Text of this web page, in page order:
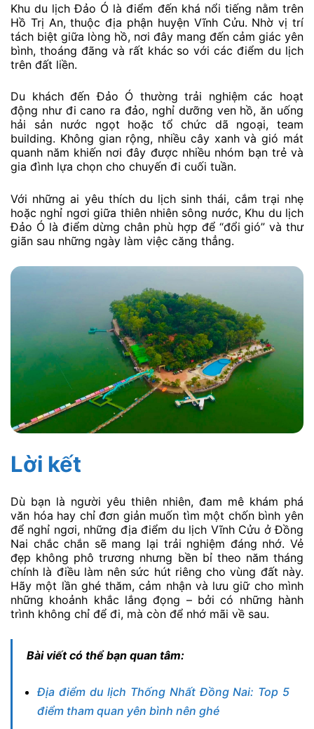
Khu du lịch Đảo Ó là điểm đến khá nổi tiếng nằm trên
Hồ Trị An, thuộc địa phận huyện Vĩnh Cửu. Nhờ vị trí
tách biệt giữa lòng hồ, nơi đây mang đến cảm giác yên
bình, thoáng đãng và rất khác so với các điểm du lịch
trên đất liền.
Du khách đến Đảo Ó thường trải nghiệm các hoạt
động như đi cano ra đảo, nghỉ dưỡng ven hồ, ăn uống
hải sản nước ngọt hoặc tổ chức dã ngoại, team
building. Không gian rộng, nhiều cây xanh và gió mát
quanh năm khiến nơi đây được nhiều nhóm bạn trẻ và
gia đình lựa chọn cho chuyến đi cuối tuần.
Với những ai yêu thích du lịch sinh thái, cắm trại nhẹ
hoặc nghỉ ngơi giữa thiên nhiên sông nước, Khu du lịch
Đảo Ó là điểm dừng chân phù hợp để “đổi gió” và thư
giãn sau những ngày làm việc căng thẳng.
Lời kết
Dù bạn là người yêu thiên nhiên, đam mê khám phá
văn hóa hay chỉ đơn giản muốn tìm một chốn bình yên
để nghỉ ngơi, những địa điểm du lịch Vĩnh Cửu ở Đồng
Nai chắc chắn sẽ mang lại trải nghiệm đáng nhớ. Vẻ
đẹp không phô trương nhưng bền bỉ theo năm tháng
chính là điều làm nên sức hút riêng cho vùng đất này.
Hãy một lần ghé thăm, cảm nhận và lưu giữ cho mình
những khoảnh khắc lắng đọng – bởi có những hành
trình không chỉ để đi, mà còn để nhớ mãi về sau.
Bài viết có thể bạn quan tâm:
Địa điểm du lịch Thống Nhất Đồng Nai: Top 5
điểm tham quan yên bình nên ghé